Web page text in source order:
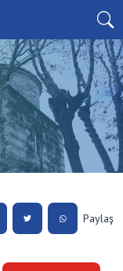
Paylaş